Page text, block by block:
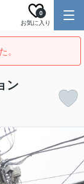
お気に入り
0
。
ン